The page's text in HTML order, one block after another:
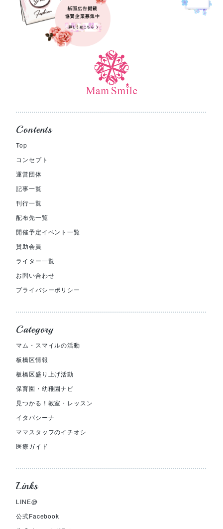
Contents
Top
コンセプト
運営団体
記事一覧
刊行一覧
配布先一覧
開催予定イベント一覧
賛助会員
ライター一覧
お問い合わせ
プライバシーポリシー
Category
マム・スマイルの活動
板橋区情報
板橋区盛り上げ活動
保育園・幼稚園ナビ
見つかる！教室・レッスン
イタバシーナ
ママスタッフのイチオシ
医療ガイド
Links
LINE@
公式Facebook